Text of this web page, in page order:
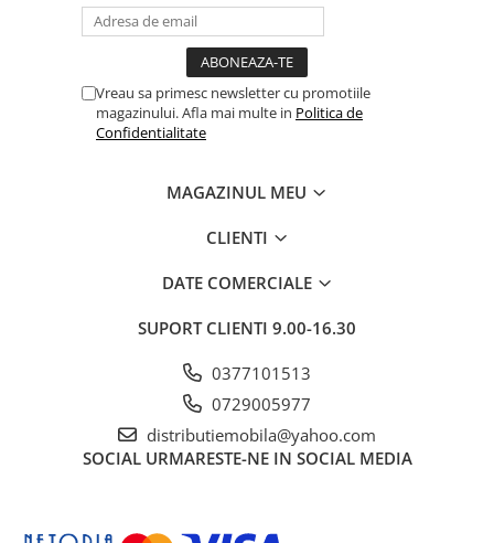
Vreau sa primesc newsletter cu promotiile
magazinului. Afla mai multe in Politica de
Confidentialitate
MAGAZINUL MEU
CLIENTI
DATE COMERCIALE
SUPORT CLIENTI 9.00-16.30
0377101513
0729005977
distributiemobila@yahoo.com
SOCIAL URMARESTE-NE IN SOCIAL MEDIA